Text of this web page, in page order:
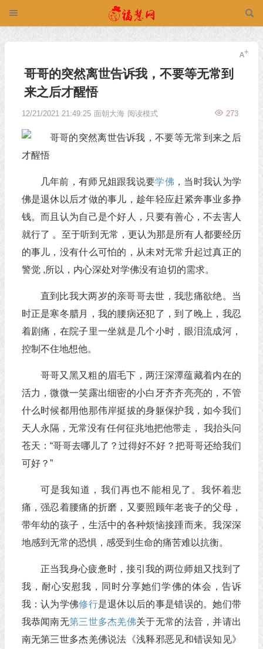
哥哥的突然离世告诉我，不要等无常到
来之后才醒悟
12/21/2021 21:49:25 面朝大海 273
阅读模式
几年前，有师兄姐跟我说要学佛 ，当时我认为学
佛是退休以后才做的事儿，趁年轻应赶紧奔事业多挣
钱。而且认为自己是个好人，只要有善心，不去害人
就行了 。至于听到无常，更认为那是所有人都要经历
的事儿，没有什么可怕的，从未对无常升起过真正的
警觉 ,所以，内心深处对学佛没有迫切的需求。
直到比我大两岁的亲哥哥去世，我悲痛欲绝。当
时正是寒冬腊月，我的腰病还犯了，到了晚上，我忍
着剧痛，在院子里一坐就是几个小时，眼泪流成河，
控制不住地想他。
哥哥又黑又粗的眉毛下，两汪深潭蕴藏着内在的
活力，微微一笑露出细密的小白牙齐齐亮亮的，不管
什么时候都用他那伟岸挺拔的身躯保护我，如今我们
天人永隔，无常没有任何征兆地把他带走， 我抬头问
苍天：“哥哥去哪儿了？过得好不好？把哥哥还给我们
可好？”
可是我知道，我们再也不能相见了。我怀着悲
痛，强忍着腰痛的折磨，又要照顾年老丧子的父母，
带年幼的孩子，生活中的各种烦恼接踵而来。我深深
地感到无常的恐惧，感受到生命的痛苦难以抗衡。
正当我身心疲惫时，接引我的两位师姐又找到了
我，耐心安慰我，同时分享她们学佛的体会，告诉
我：认为学佛修行是退休以后的事是错误的。她们带
我恭闻南无第三世多杰羌佛关于无常的法音，并请出
南无第三世多杰羌佛说法《浅释邪恶见和错误知见》